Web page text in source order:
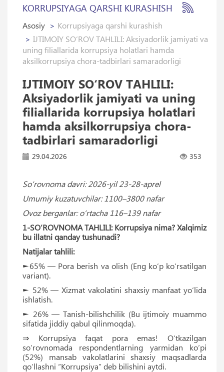
KORRUPSIYAGA QARSHI KURASHISH
Asosiy
Korrupsiyaga qarshi kurashish
IJTIMOIY SO‘ROV TAHLILI: Aksiyadorlik jamiyati va
uning filiallarida korrupsiya holatlari hamda
aksilkorrupsiya chora-tadbirlari samaradorligi
IJTIMOIY SO‘ROV TAHLILI:
Aksiyadorlik jamiyati va uning
filiallarida korrupsiya holatlari
hamda aksilkorrupsiya chora-
tadbirlari samaradorligi
29.04.2026 353
So‘rovnoma davri: 2026-yil 23-28-aprel
Umumiy kuzatuvchilar: 1100–3800 nafar
Ovoz berganlar: o‘rtacha 116–139 nafar
1-SO‘ROVNOMA TAHLILI: Korrupsiya nima? Xalqimiz
bu illatni qanday tushunadi?
Natijalar tahlili:
►65% — Pora berish va olish (Eng ko‘p ko‘rsatilgan
variant).
► 52% — Xizmat vakolatini shaxsiy manfaat yo‘lida
ishlatish.
► 26% — Tanish-bilishchilik (Bu ijtimoiy muammo
sifatida jiddiy qabul qilinmoqda).
⇒ Korrupsiya faqat pora emas! O‘tkazilgan
so‘rovnomada respondentlarning yarmidan ko‘pi
(52%) mansab vakolatlarini shaxsiy maqsadlarda
qo‘llashni “Korrupsiya” deb bilishini aytdi.